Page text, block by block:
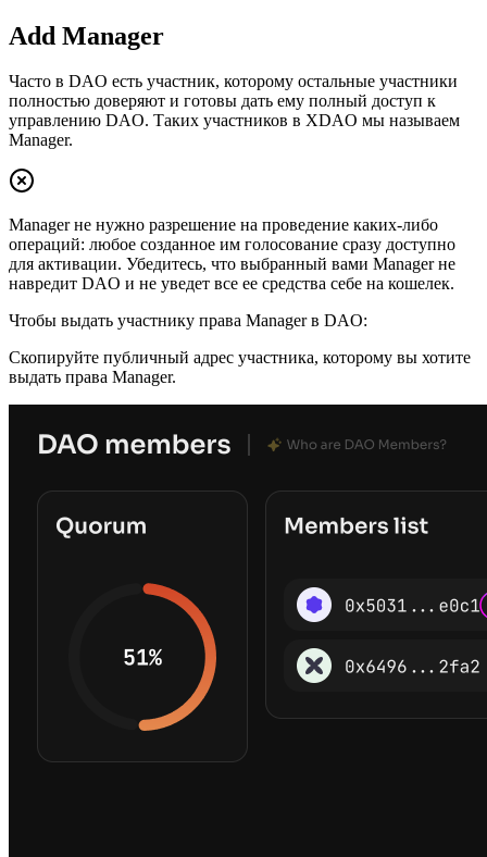
Add Manager
Часто в DAO есть участник, которому остальные участники
полностью доверяют и готовы дать ему полный доступ к
управлению DAO. Таких участников в XDAO мы называем
Manager.
Manager не нужно разрешение на проведение каких-либо
операций: любое созданное им голосование сразу доступно
для активации. Убедитесь, что выбранный вами Manager не
навредит DAO и не уведет все ее средства себе на кошелек.
Чтобы выдать участнику права Manager в DAO:
Скопируйте публичный адрес участника, которому вы хотите
выдать права Manager.